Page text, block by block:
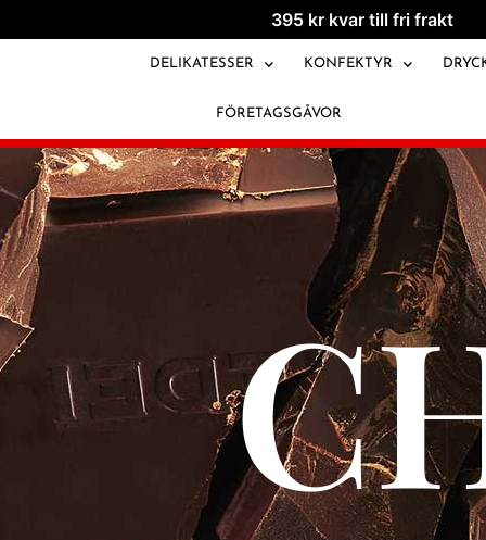
395 kr kvar till fri frakt
DELIKATESSER KONFEKTYR
FÖRETAGSGÅVOR